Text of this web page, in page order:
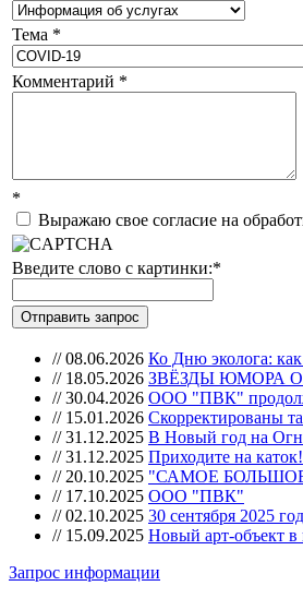
Тема *
Комментарий *
*
Выражаю свое согласие на
Введите слово с картинки:*
//08.06.2026 Ко Дню эколога:
//18.05.2026 ЗВЁЗДЫ ЮМОРА
//30.04.2026 ООО "ПВК"
//15.01.2026 Скорректированы
//31.12.2025 В Новый год на
//31.12.2025 Приходите на каток!
//20.10.2025 "САМОЕ
//17.10.2025 ООО "ПВК"
//02.10.2025 30 сентября 2025
//15.09.2025 Новый арт-объект в
Запрос информации